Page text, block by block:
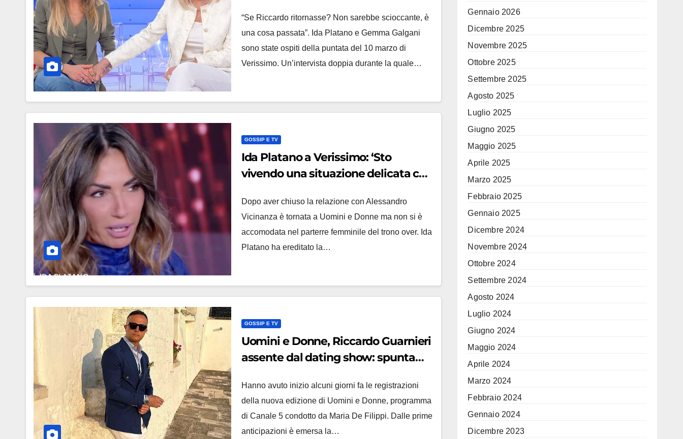
“Se Riccardo ritornasse? Non sarebbe scioccante, è
una cosa passata”. Ida Platano e Gemma Galgani
sono state ospiti della puntata del 10 marzo di
Verissimo. Un’intervista doppia durante la quale…
GOSSIP E TV
Ida Platano a Verissimo: ‘Sto
vivendo una situazione delicata con
Dopo aver chiuso la relazione con Alessandro
Vicinanza è tornata a Uomini e Donne ma non si è
accomodata nel parterre femminile del trono over. Ida
Platano ha ereditato la…
GOSSIP E TV
Uomini e Donne, Riccardo Guarnieri
assente dal dating show: spunta
Hanno avuto inizio alcuni giorni fa le registrazioni
della nuova edizione di Uomini e Donne, programma
di Canale 5 condotto da Maria De Filippi. Dalle prime
anticipazioni è emersa la…
Gennaio 2026
Dicembre 2025
Novembre 2025
Ottobre 2025
Settembre 2025
Agosto 2025
Luglio 2025
Giugno 2025
Maggio 2025
Aprile 2025
Marzo 2025
Febbraio 2025
Gennaio 2025
Dicembre 2024
Novembre 2024
Ottobre 2024
Settembre 2024
Agosto 2024
Luglio 2024
Giugno 2024
Maggio 2024
Aprile 2024
Marzo 2024
Febbraio 2024
Gennaio 2024
Dicembre 2023